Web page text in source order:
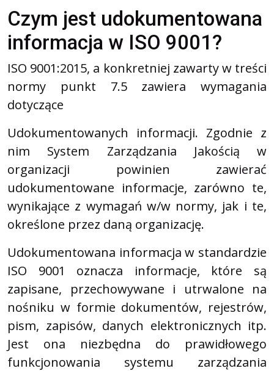
Czym jest udokumentowana
informacja w ISO 9001?
ISO 9001:2015, a konkretniej zawarty w treści
normy punkt 7.5 zawiera wymagania
dotyczące
Udokumentowanych informacji. Zgodnie z
nim System Zarządzania Jakością w
organizacji powinien zawierać
udokumentowane informacje, zarówno te,
wynikające z wymagań w/w normy, jak i te,
określone przez daną organizację.
Udokumentowana informacja w standardzie
ISO 9001 oznacza informacje, które są
zapisane, przechowywane i utrwalone na
nośniku w formie dokumentów, rejestrów,
pism, zapisów, danych elektronicznych itp.
Jest ona niezbędna do prawidłowego
funkcjonowania systemu zarządzania